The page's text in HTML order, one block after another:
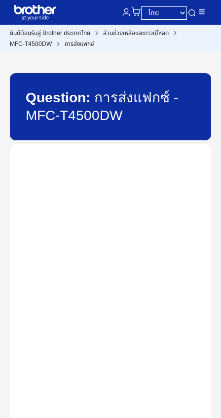
ยินดีต้อนรับสู่ Brother ประเทศไทย
ส่วนช่วยเหลือและดาวน์โหลด
MFC-T4500DW
การส่งแฟกซ์
Question: การส่งแฟกซ์ -
MFC-T4500DW